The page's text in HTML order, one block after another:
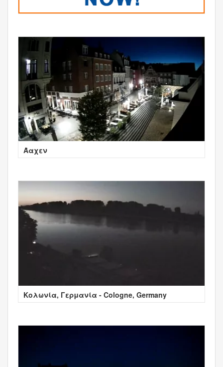
Άαχεν
Κολωνία, Γερμανία - Cologne, Germany